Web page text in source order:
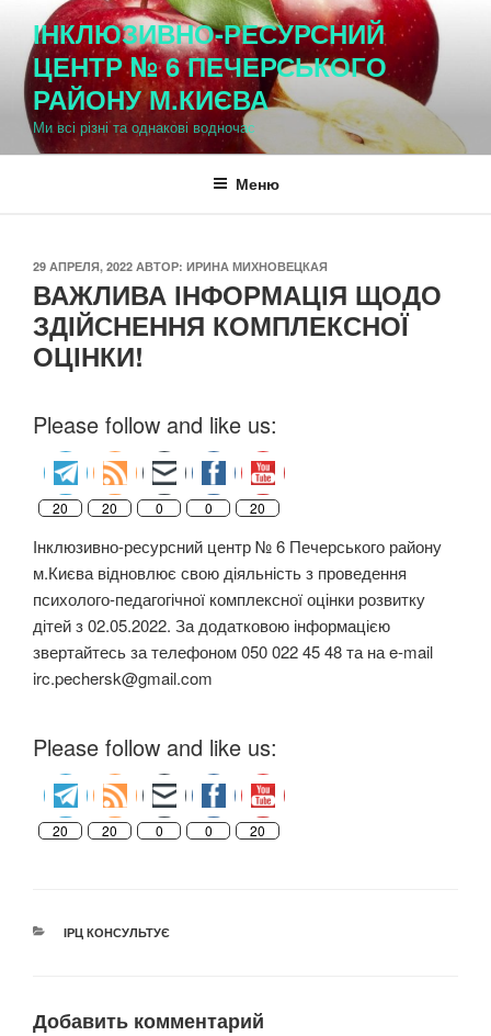
Перейти
содержимому
ІНКЛЮЗИВНО-РЕСУРСНИЙ
ЦЕНТР № 6 ПЕЧЕРСЬКОГО
РАЙОНУ М.КИЄВА
Ми всі різні та однакові водночас
Меню
ОПУБЛИКОВАНО
29 АПРЕЛЯ, 2022 АВТОР: ИРИНА МИХНОВЕЦКАЯ
ВАЖЛИВА ІНФОРМАЦІЯ ЩОДО
ЗДІЙСНЕННЯ КОМПЛЕКСНОЇ
ОЦІНКИ!
Please follow and like us:
20 20 0 0 20
Інклюзивно-ресурсний центр № 6 Печерського району
м.Києва відновлює свою діяльність з проведення
психолого-педагогічної комплексної оцінки розвитку
дітей з 02.05.2022. За додатковою інформацією
звертайтесь за телефоном 050 022 45 48 та на e-mail
irc.pechersk@gmail.com
Please follow and like us:
20 20 0 0 20
РУБРИКИ
ІРЦ КОНСУЛЬТУЄ
Добавить комментарий